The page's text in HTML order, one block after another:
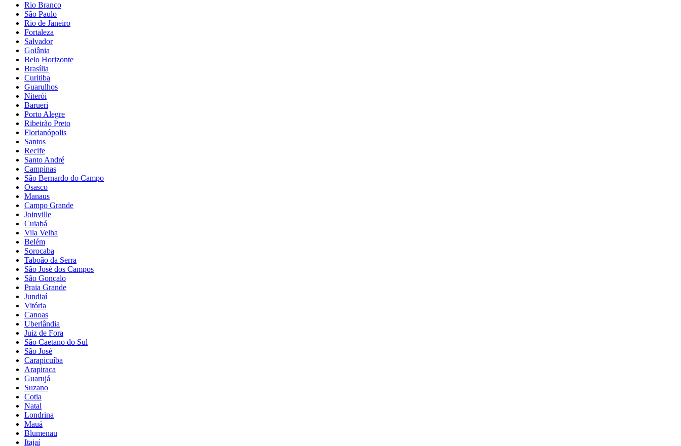
Rio Branco
São Paulo
Rio de Janeiro
Fortaleza
Salvador
Goiânia
Belo Horizonte
Brasília
Curitiba
Guarulhos
Niterói
Barueri
Porto Alegre
Ribeirão Preto
Florianópolis
Santos
Recife
Santo André
Campinas
São Bernardo do Campo
Osasco
Manaus
Campo Grande
Joinville
Cuiabá
Vila Velha
Belém
Sorocaba
Taboão da Serra
São José dos Campos
São Gonçalo
Praia Grande
Jundiaí
Vitória
Canoas
Uberlândia
Juiz de Fora
São Caetano do Sul
São José
Carapicuíba
Arapiraca
Guarujá
Suzano
Cotia
Natal
Londrina
Mauá
Blumenau
Itajaí